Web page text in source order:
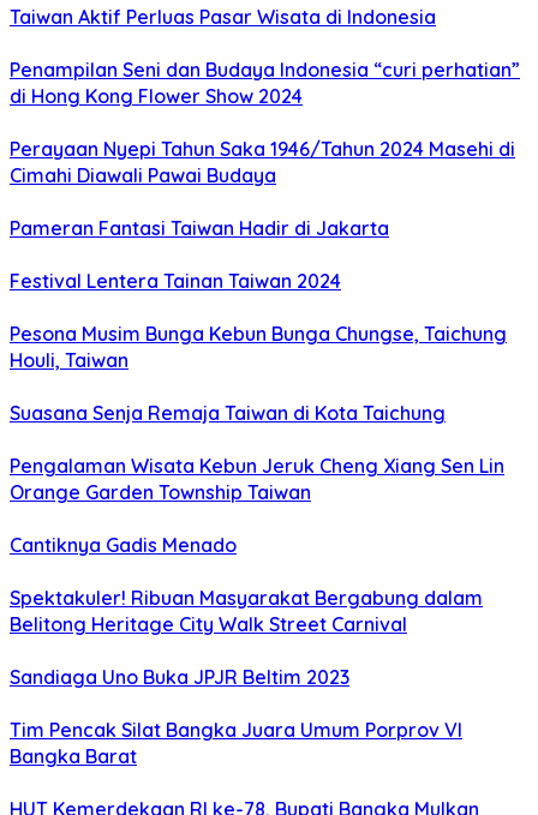
Taiwan Aktif Perluas Pasar Wisata di Indonesia
Penampilan Seni dan Budaya Indonesia “curi perhatian”
di Hong Kong Flower Show 2024
Perayaan Nyepi Tahun Saka 1946/Tahun 2024 Masehi di
Cimahi Diawali Pawai Budaya
Pameran Fantasi Taiwan Hadir di Jakarta
Festival Lentera Tainan Taiwan 2024
Pesona Musim Bunga Kebun Bunga Chungse, Taichung
Houli, Taiwan
Suasana Senja Remaja Taiwan di Kota Taichung
Pengalaman Wisata Kebun Jeruk Cheng Xiang Sen Lin
Orange Garden Township Taiwan
Cantiknya Gadis Menado
Spektakuler! Ribuan Masyarakat Bergabung dalam
Belitong Heritage City Walk Street Carnival
Sandiaga Uno Buka JPJR Beltim 2023
Tim Pencak Silat Bangka Juara Umum Porprov VI
Bangka Barat
HUT Kemerdekaan RI ke-78, Bupati Bangka Mulkan